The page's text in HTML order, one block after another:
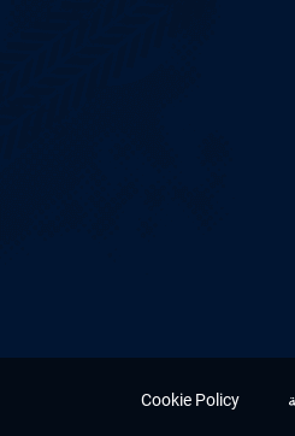
Cookie Policy